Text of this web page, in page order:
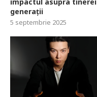
generații
5 septembrie 2025